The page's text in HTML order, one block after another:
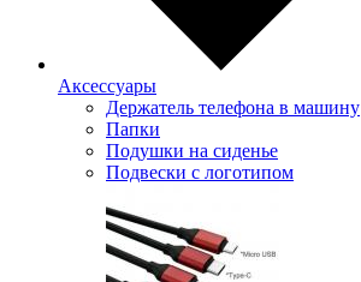
Аксессуары
Держатель телефона в машину
Папки
Подушки на сиденье
Подвески с логотипом